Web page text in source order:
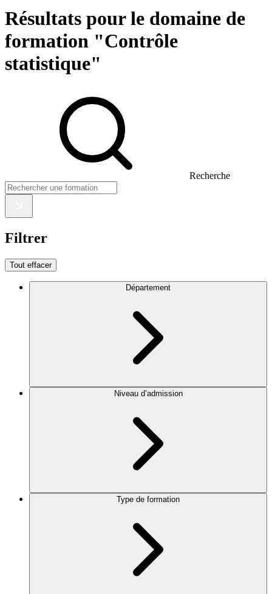
Résultats pour le domaine de
formation "Contrôle
statistique"
Recherche
Filtrer
Tout effacer
Département
Niveau d’admission
Type de formation